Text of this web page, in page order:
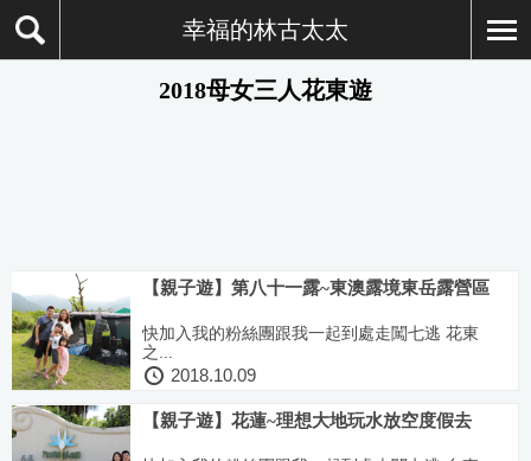
幸福的林古太太
2018母女三人花東遊
【親子遊】第八十一露~東澳露境東岳露營區
快加入我的粉絲團跟我一起到處走闖七逃 花東
之...
2018.10.09
【親子遊】花蓮~理想大地玩水放空度假去